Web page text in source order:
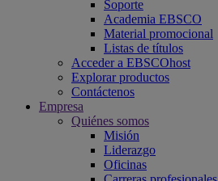
Soporte
Academia EBSCO
Material promocional
Listas de títulos
Acceder a EBSCOhost
Explorar productos
Contáctenos
Empresa
Quiénes somos
Misión
Liderazgo
Oficinas